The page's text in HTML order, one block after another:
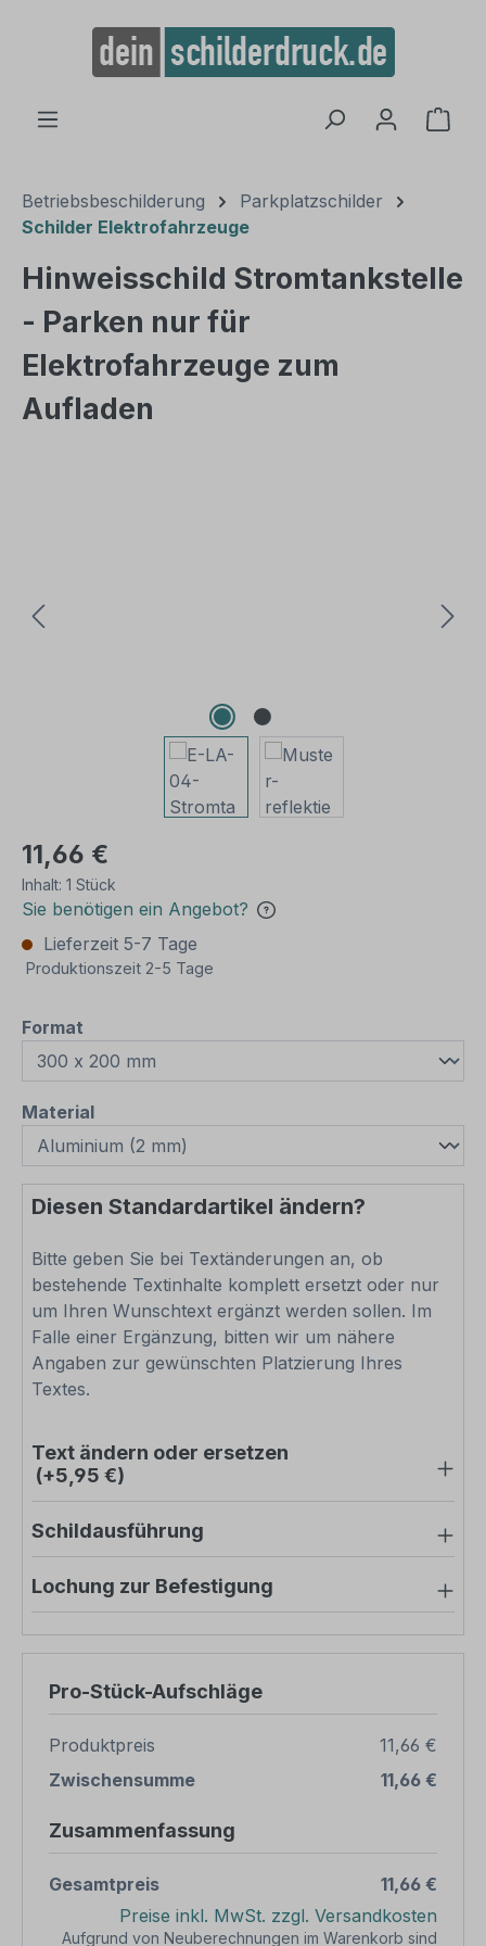
springen
Betriebsbeschilderung
Parkplatzschilder
Schilder Elektrofahrzeuge
Hinweisschild Stromtankstelle
- Parken nur für
Elektrofahrzeuge zum
Aufladen
11,66 €
Inhalt: 1 Stück
Sie benötigen ein Angebot?
Lieferzeit 5-7 Tage
Produktionszeit 2-5 Tage
Format
Materialauswählen
Diesen Standardartikel ändern?
Bitte geben Sie bei Textänderungen an, ob
bestehende Textinhalte komplett ersetzt oder nur
um Ihren Wunschtext ergänzt werden sollen. Im
Falle einer Ergänzung, bitten wir um nähere
Angaben zur gewünschten Platzierung Ihres
Textes.
Text ändern oder ersetzen
(+5,95 €)
Schildausführung
Lochung zur Befestigung
Pro-Stück-Aufschläge
Produktpreis
11,66 €
Zwischensumme
11,66 €
Zusammenfassung
Gesamtpreis
11,66 €
Preise inkl. MwSt. zzgl. Versandkosten
Aufgrund von Neuberechnungen im Warenkorb sind